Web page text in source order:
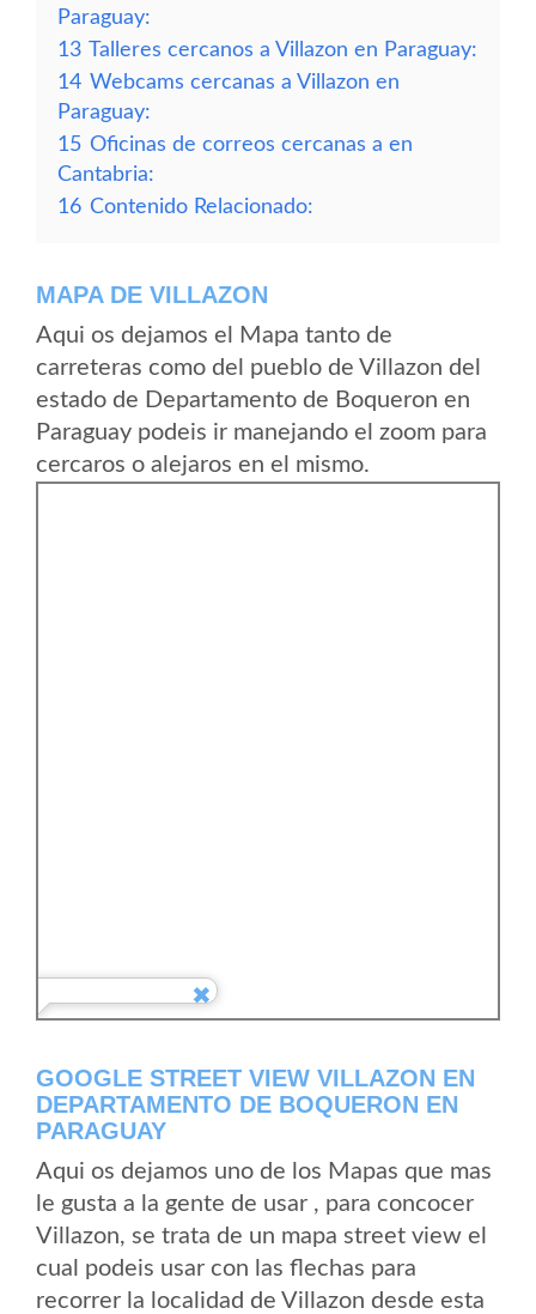
Paraguay:
13 Talleres cercanos a Villazon en Paraguay:
14 Webcams cercanas a Villazon en
Paraguay:
15 Oficinas de correos cercanas a en
Cantabria:
16 Contenido Relacionado:
MAPA DE VILLAZON
Aqui os dejamos el Mapa tanto de
carreteras como del pueblo de Villazon del
estado de Departamento de Boqueron en
Paraguay podeis ir manejando el zoom para
cercaros o alejaros en el mismo.
GOOGLE STREET VIEW VILLAZON EN
DEPARTAMENTO DE BOQUERON EN
PARAGUAY
Aqui os dejamos uno de los Mapas que mas
le gusta a la gente de usar , para concocer
Villazon, se trata de un mapa street view el
cual podeis usar con las flechas para
recorrer la localidad de Villazon desde esta